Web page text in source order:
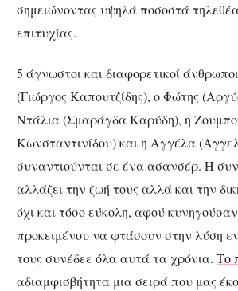
σημειώνοντας υψηλά ποσοστά
επιτυχίας.
5 άγνωστοι και διαφορετικοί
(Γιώργος Καπουτζίδης), ο Φώτης
Ντάλια (Σμαράγδα Καρύδη), η
Κωνσταντινίδου) και η Αγγέλα
συναντιούνται σε ένα ασανσέρ. Η
αλλάζει την ζωή τους αλλά και την
όχι και τόσο εύκολη, αφού
προκειμένου να φτάσουν στην λύση
τους συνέδεε όλα αυτά τα χρόνια. Το
αδιαμφισβήτητα μια σειρά που μας